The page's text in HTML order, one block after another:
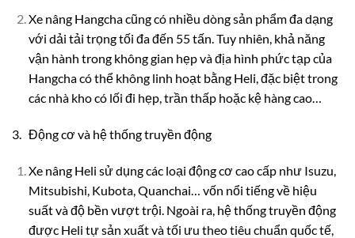
Xe nâng Hangcha cũng có nhiều dòng sản phẩm đa dạng
với dải tải trọng tối đa đến 55 tấn. Tuy nhiên, khả năng
vận hành trong không gian hẹp và địa hình phức tạp của
Hangcha có thể không linh hoạt bằng Heli, đặc biệt trong
các nhà kho có lối đi hẹp, trần thấp hoặc kệ hàng cao…
3. Động cơ và hệ thống truyền động
Xe nâng Heli sử dụng các loại động cơ cao cấp như Isuzu,
Mitsubishi, Kubota, Quanchai… vốn nổi tiếng về hiệu
suất và độ bền vượt trội. Ngoài ra, hệ thống truyền động
được Heli tự sản xuất và tối ưu theo tiêu chuẩn quốc tế,